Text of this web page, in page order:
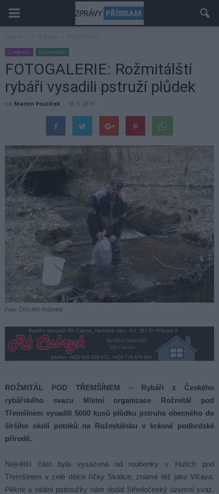
Z regionu Rožmitálsko
FOTOGALERIE: Rožmitálští
rybáři vysadili pstruží plůdek
od Martin Poulíček - 10. 5. 2019
Foto: ČRS MO Rožmitál
ROŽMITÁL POD TŘEMŠÍNEM – Rybáři z Českého
rybářského svazu Místní organizace Rožmitál pod
Třemšínem vysadili 5000 kusů plůdku pstruha obecného do
širšího okolí potoků na Rožmitálsku v krásné podbrdské
přírodě.
Největší část byla vysazena od roubenky v Hutích pod
Třemšínem v celé délce říčky Skalice, známé též jako Vlčava.
Pěkné a vitální pstroužky nám dodal Středočeský územní svaz.